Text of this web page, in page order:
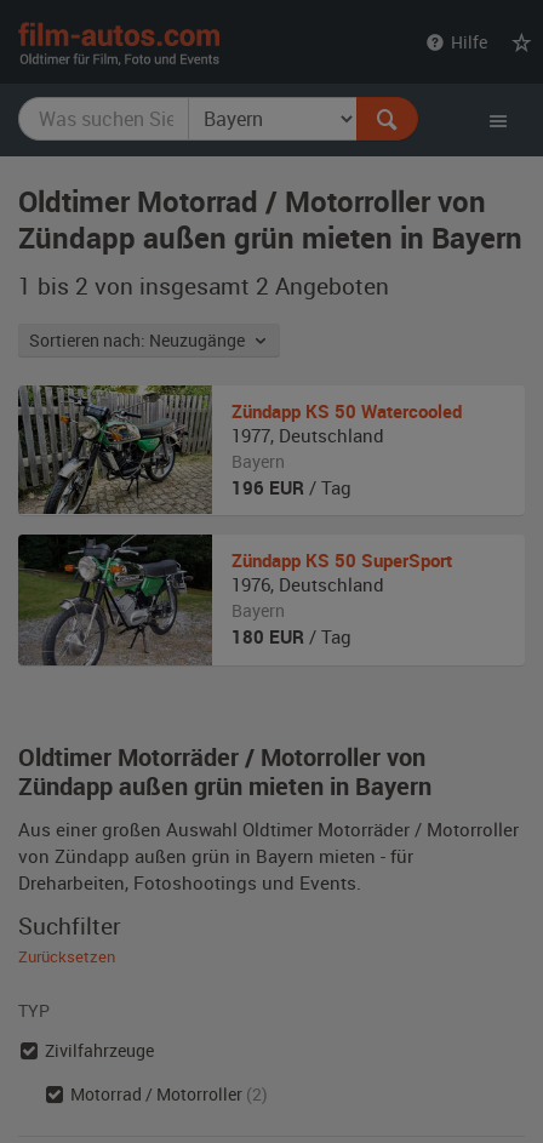
Hilfe
Oldtimer Motorrad / Motorroller von
Zündapp außen grün mieten in Bayern
1 bis 2 von insgesamt 2 Angeboten
Sortieren nach: Neuzugänge
Oldtimer Motorräder / Motorroller von
Zündapp außen grün mieten in Bayern
Aus einer großen Auswahl Oldtimer Motorräder / Motorroller
von Zündapp außen grün in Bayern mieten - für
Dreharbeiten, Fotoshootings und Events.
Zündapp KS 50 Watercooled
1977, Deutschland
Bayern
196 EUR / Tag
Zündapp KS 50 SuperSport
1976, Deutschland
Bayern
180 EUR / Tag
Suchfilter
Zurücksetzen
TYP
Zivilfahrzeuge
Motorrad / Motorroller (2)